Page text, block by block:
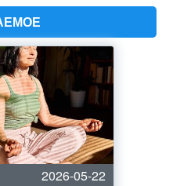
2026-05-22